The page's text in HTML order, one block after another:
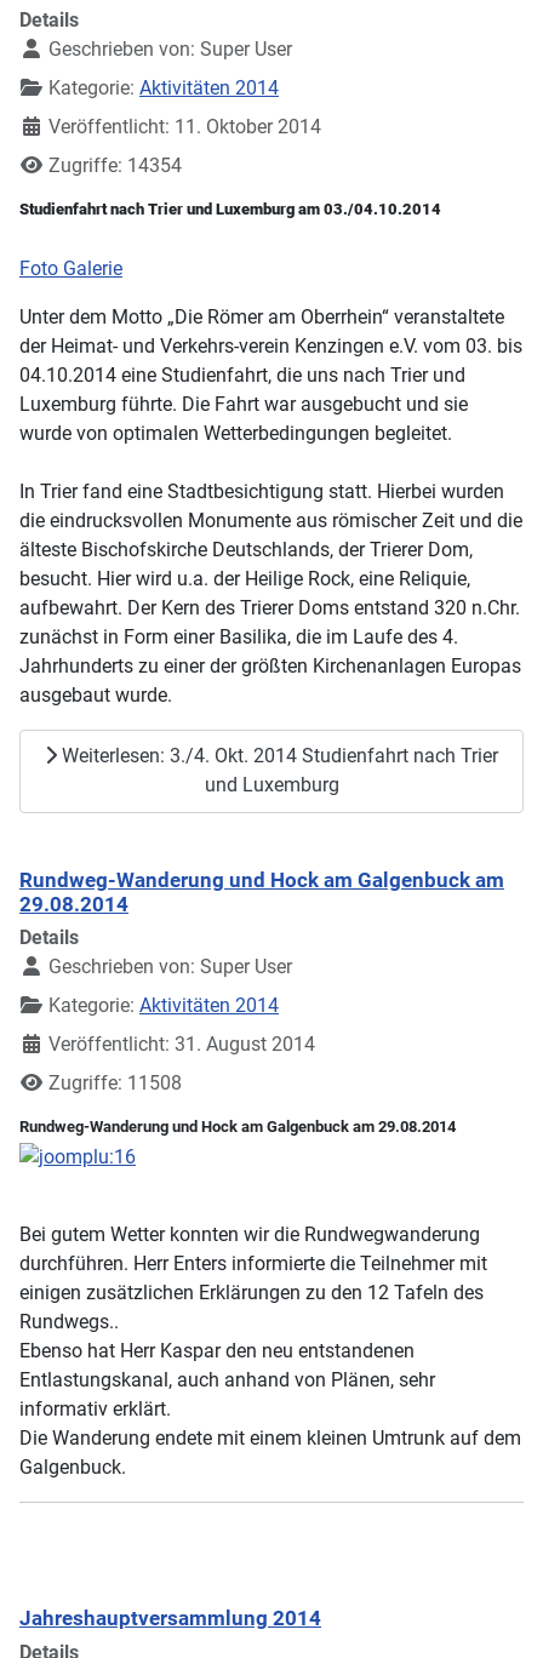
Details
Geschrieben von: Super User
Kategorie: Aktivitäten 2014
Veröffentlicht: 11. Oktober 2014
Zugriffe: 14354
Studienfahrt nach Trier und Luxemburg am 03./04.10.2014
Foto Galerie
Unter dem Motto „Die Römer am Oberrhein“ veranstaltete
der Heimat- und Verkehrs-verein Kenzingen e.V. vom 03. bis
04.10.2014 eine Studienfahrt, die uns nach Trier und
Luxemburg führte. Die Fahrt war ausgebucht und sie
wurde von optimalen Wetterbedingungen begleitet.
In Trier fand eine Stadtbesichtigung statt. Hierbei wurden
die eindrucksvollen Monumente aus römischer Zeit und die
älteste Bischofskirche Deutschlands, der Trierer Dom,
besucht. Hier wird u.a. der Heilige Rock, eine Reliquie,
aufbewahrt. Der Kern des Trierer Doms entstand 320 n.Chr.
zunächst in Form einer Basilika, die im Laufe des 4.
Jahrhunderts zu einer der größten Kirchenanlagen Europas
ausgebaut wurde.
Weiterlesen: 3./4. Okt. 2014 Studienfahrt nach Trier
und Luxemburg
Rundweg-Wanderung und Hock am Galgenbuck am
29.08.2014
Details
Geschrieben von: Super User
Kategorie: Aktivitäten 2014
Veröffentlicht: 31. August 2014
Zugriffe: 11508
Rundweg-Wanderung und Hock am Galgenbuck am 29.08.2014
Bei gutem Wetter konnten wir die Rundwegwanderung
durchführen. Herr Enters informierte die Teilnehmer mit
einigen zusätzlichen Erklärungen zu den 12 Tafeln des
Rundwegs..
Ebenso hat Herr Kaspar den neu entstandenen
Entlastungskanal, auch anhand von Plänen, sehr
informativ erklärt.
Die Wanderung endete mit einem kleinen Umtrunk auf dem
Galgenbuck.
Jahreshauptversammlung 2014
Details